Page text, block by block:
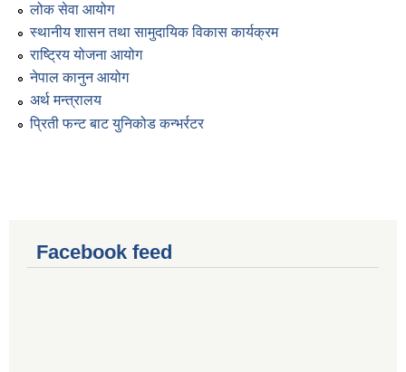
लोक सेवा आयोग
स्थानीय शासन तथा सामुदायिक विकास कार्यक्रम
राष्ट्रिय योजना आयोग
नेपाल कानुन आयोग
अर्थ मन्त्रालय
प्रिती फन्ट बाट युनिकोड कन्भर्रटर
Facebook feed